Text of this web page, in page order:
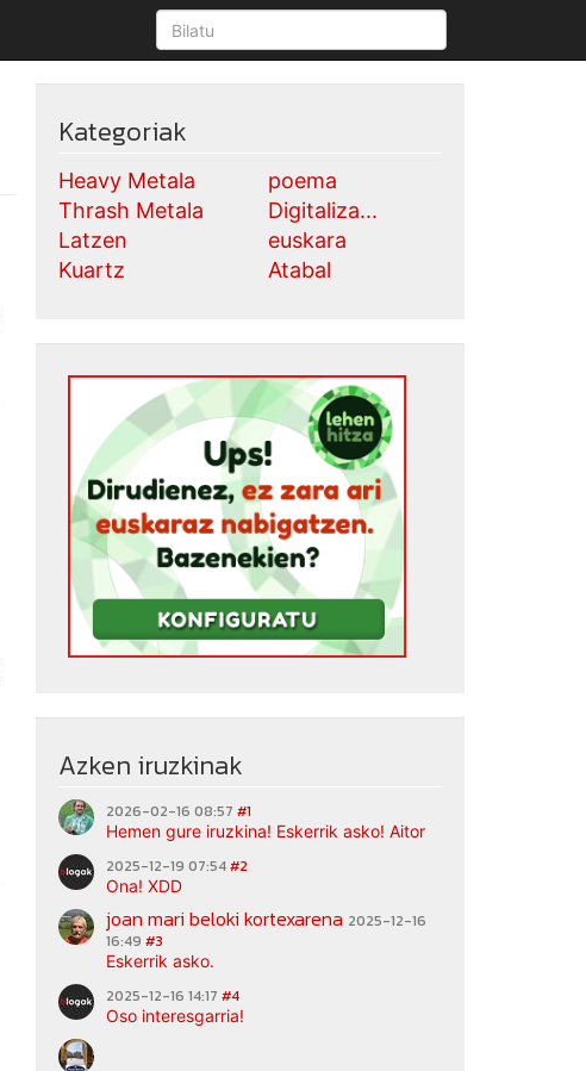
Kategoriak
Heavy Metala
Thrash Metala
Latzen
Kuartz
poema
Digitaliza...
euskara
Atabal
Azken iruzkinak
2026-02-16 08:57 #1
Hemen gure iruzkina! Eskerrik asko! Aitor
2025-12-19 07:54#2
Ona! XDD
joan mari beloki kortexarena 2025-12-16
16:49 #3
Eskerrik asko.
2025-12-16 14:17 #4
Oso interesgarria!